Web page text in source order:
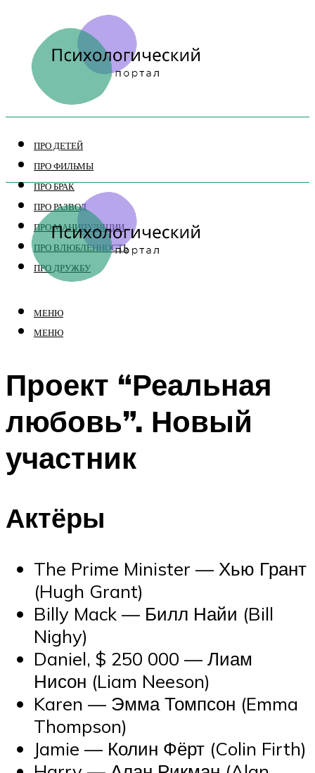
ПРО ДЕТЕЙ
ПРО ФИЛЬМЫ
ПРО БРАК
ПРО РАЗВОД
ПРО МАНИПУЛЯЦИИ
ПРО ВЛЮБЛЕННОСТЬ
ПРО ДРУЖБУ
МЕНЮ
МЕНЮ
Проект “Реальная
любовь”. Новый
участник
Актёры
The Prime Minister — Хью Грант
(Hugh Grant)
Billy Mack — Билл Найи (Bill
Nighy)
Daniel, $ 250 000 — Лиам
Нисон (Liam Neeson)
Karen — Эмма Томпсон (Emma
Thompson)
Jamie — Колин Фёрт (Colin Firth)